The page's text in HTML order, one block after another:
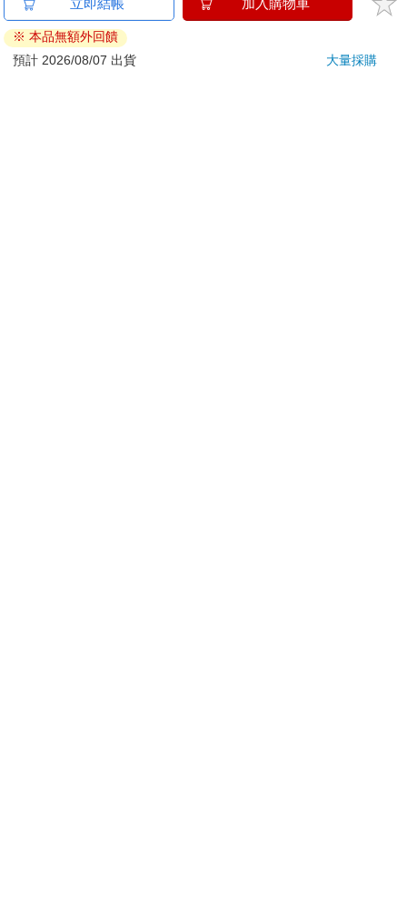
ATM提款機，請不要聽從指示，以免受騙上當！
退換貨須知：
立即結帳 加入購物車
※ 本品無額外回饋
預計 2026/08/07 出貨
大量採購